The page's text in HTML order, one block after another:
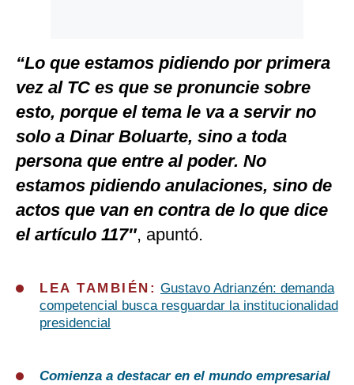
“Lo que estamos pidiendo por primera
vez al TC es que se pronuncie sobre
esto, porque el tema le va a servir no
solo a Dinar Boluarte, sino a toda
persona que entre al poder. No
estamos pidiendo anulaciones, sino de
actos que van en contra de lo que dice
el artículo 117″, apuntó.
LEA TAMBIÉN: Gustavo Adrianzén: demanda
competencial busca resguardar la institucionalidad
presidencial
Comienza a destacar en el mundo empresarial